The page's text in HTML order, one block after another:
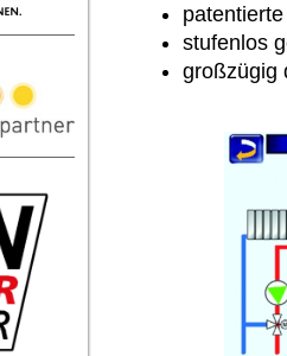
stufenlos
großzügig